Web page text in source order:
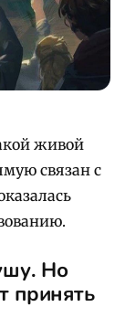
живой
связан с
Но
принять